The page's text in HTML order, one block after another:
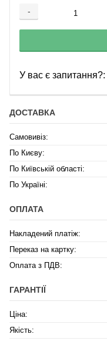
-
У вас є запитання?:
ДОСТАВКА
Самовивіз:
По Києву:
По Київській області:
По Україні:
ОПЛАТА
Накладений платіж:
Переказ на картку:
Оплата з ПДВ:
ГАРАНТІЇ
Ціна:
Якість: